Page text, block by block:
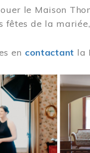
le Maison
fêtes de la
en contactant la